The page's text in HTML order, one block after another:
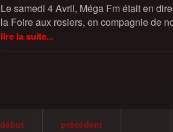
Le samedi 4 Avril, Méga Fm était en
la Foire aux rosiers, en compagnie de
lire la suite...
début précédent